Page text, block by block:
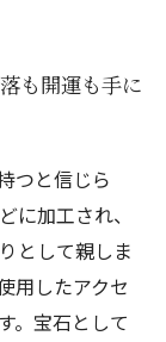
も開運も手に
つと信じら
に加工され、
として親しま
用したアクセ
。宝石として